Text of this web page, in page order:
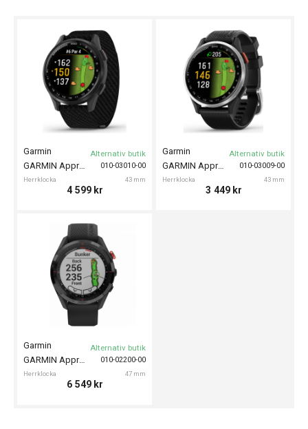
010-03010-00
Garmin
Herrklocka 43 mm
GARMIN Approach S50
Alternativ butik
4 599 kr
010-03009-00
Garmin
Herrklocka 43 mm
GARMIN Approach S44
Alternativ butik
3 449 kr
010-02200-00
Garmin
Herrklocka 47 mm
GARMIN Approach S62
Alternativ butik
6 549 kr